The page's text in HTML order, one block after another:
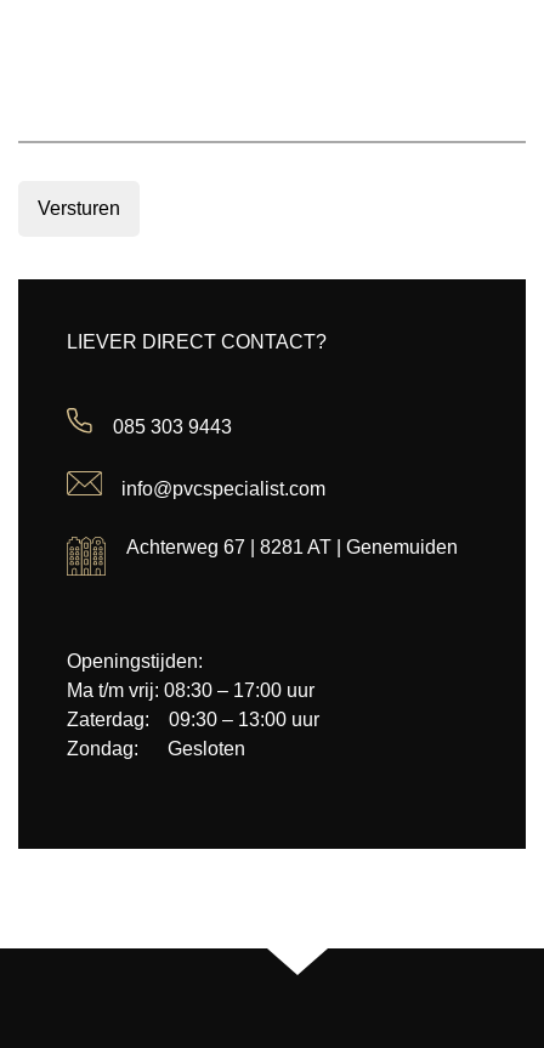
Versturen
LIEVER DIRECT CONTACT?
085 303 9443
info@pvcspecialist.com
Achterweg 67 | 8281 AT | Genemuiden
Openingstijden:
Ma t/m vrij: 08:30 – 17:00 uur
Zaterdag: 09:30 – 13:00 uur
Zondag: Gesloten